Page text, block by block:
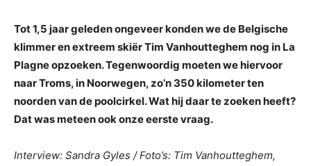
Tot 1,5 jaar geleden ongeveer konden we de Belgische
klimmer en extreem skiër Tim Vanhoutteghem nog in La
Plagne opzoeken. Tegenwoordig moeten we hiervoor
naar Troms, in Noorwegen, zo’n 350 kilometer ten
noorden van de poolcirkel. Wat hij daar te zoeken heeft?
Dat was meteen ook onze eerste vraag.
Interview: Sandra Gyles / Foto’s: Tim Vanhoutteghem,